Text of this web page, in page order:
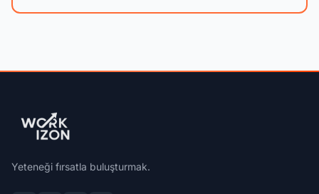
Yeteneği fırsatla buluşturmak.